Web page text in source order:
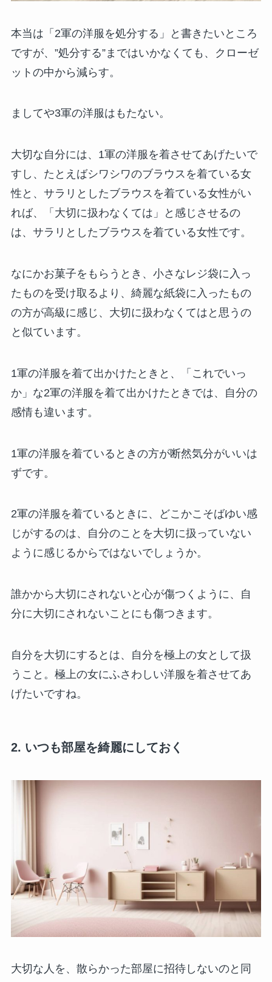
本当は「2軍の洋服を処分する」と書きたいところ
ですが、”処分する”まではいかなくても、クローゼ
ットの中から減らす。
ましてや3軍の洋服はもたない。
大切な自分には、1軍の洋服を着させてあげたいで
すし、たとえばシワシワのブラウスを着ている女
性と、サラリとしたブラウスを着ている女性がい
れば、「大切に扱わなくては」と感じさせるの
は、サラリとしたブラウスを着ている女性です。
なにかお菓子をもらうとき、小さなレジ袋に入っ
たものを受け取るより、綺麗な紙袋に入ったもの
の方が高級に感じ、大切に扱わなくてはと思うの
と似ています。
1軍の洋服を着て出かけたときと、「これでいっ
か」な2軍の洋服を着て出かけたときでは、自分の
感情も違います。
1軍の洋服を着ているときの方が断然気分がいいは
ずです。
2軍の洋服を着ているときに、どこかこそばゆい感
じがするのは、自分のことを大切に扱っていない
ように感じるからではないでしょうか。
誰かから大切にされないと心が傷つくように、自
分に大切にされないことにも傷つきます。
自分を大切にするとは、自分を極上の女として扱
うこと。極上の女にふさわしい洋服を着させてあ
げたいですね。
2. いつも部屋を綺麗にしておく
大切な人を、散らかった部屋に招待しないのと同